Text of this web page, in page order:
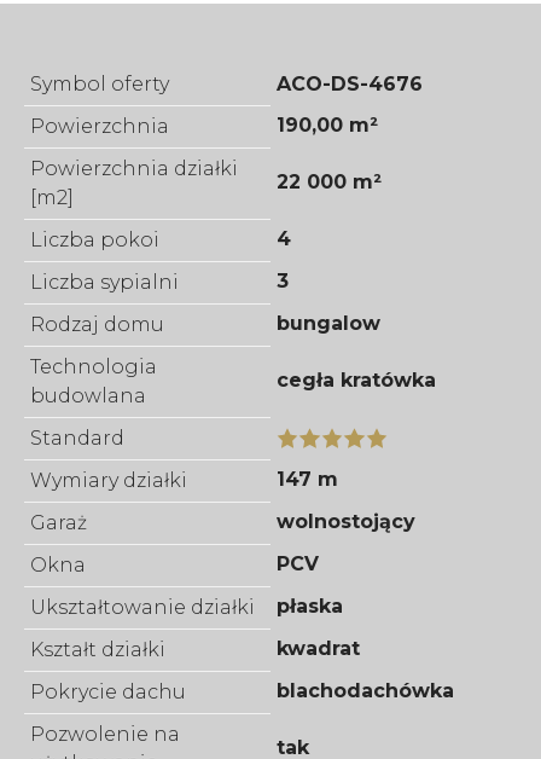
Symbol oferty
ACO-DS-4676
Powierzchnia
190,00 m²
Powierzchnia działki
[m2]
22 000 m²
Liczba pokoi
4
Liczba sypialni
3
Rodzaj domu
bungalow
Technologia
budowlana
cegła kratówka
Standard
Wymiary działki
147 m
Garaż
wolnostojący
Okna
PCV
Ukształtowanie działki
płaska
Kształt działki
kwadrat
Pokrycie dachu
blachodachówka
Pozwolenie na
tak